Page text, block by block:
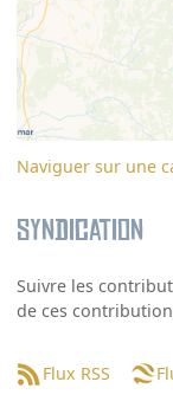
Naviguer sur une
Syndication
Suivre les
de ces
Flux RSS